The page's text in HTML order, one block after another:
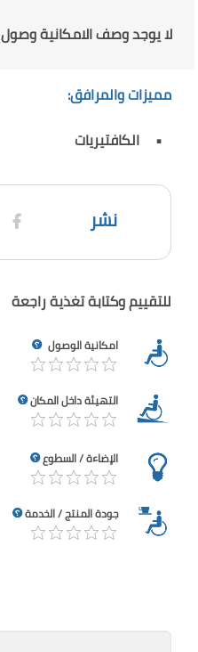
لا يوجد وصف الامكانية وصول
مميزات والمرافق:
الكافتيريات
نشر
للتقييم وكتابة تغذية راجعة
امكانية الوصول
التهيئة داخل المكان
الإضاءة / السطوع
جودة المنتج / الخدمة